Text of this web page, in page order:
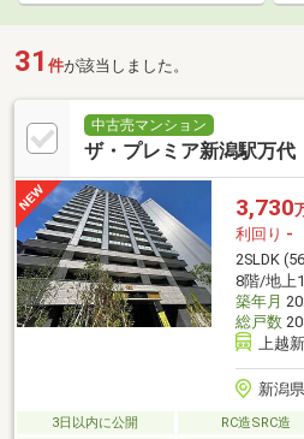
31 件が該当しました。
中古売マンション
ザ・プレミア新潟駅万代
3,730
利回り -
2SLDK
8階/地上
築年月
総戸数
上越
新潟
3日以内に公開 RC造SRC造